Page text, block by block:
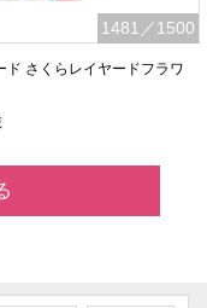
1481 ／1500
ド さくらレイヤードフラワ